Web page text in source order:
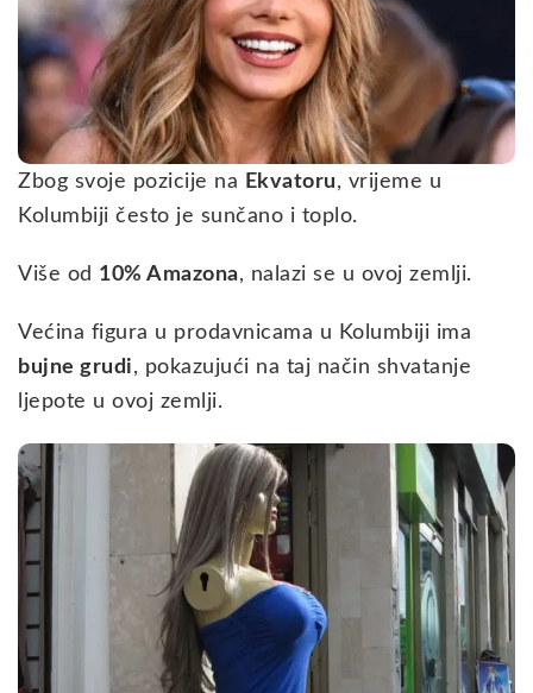
Zbog svoje pozicije na Ekvatoru, vrijeme u
Kolumbiji često je sunčano i toplo.
Više od 10% Amazona, nalazi se u ovoj zemlji.
Većina figura u prodavnicama u Kolumbiji ima
bujne grudi, pokazujući na taj način shvatanje
ljepote u ovoj zemlji.